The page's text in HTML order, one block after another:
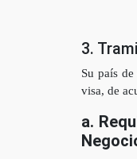
3.
Su país
visa, de
a.